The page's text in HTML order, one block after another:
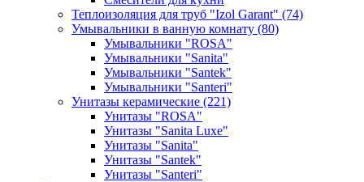
Теплоизоляция для труб "Izol Garant" (74)
Умывальники в ванную комнату (80)
Умывальники "ROSA"
Умывальники "Sanita"
Умывальники "Santek"
Умывальники "Santeri"
Унитазы керамические (221)
Унитазы "ROSA"
Унитазы "Sanita Luxe"
Унитазы "Sanita"
Унитазы "Santek"
Унитазы "Santeri"